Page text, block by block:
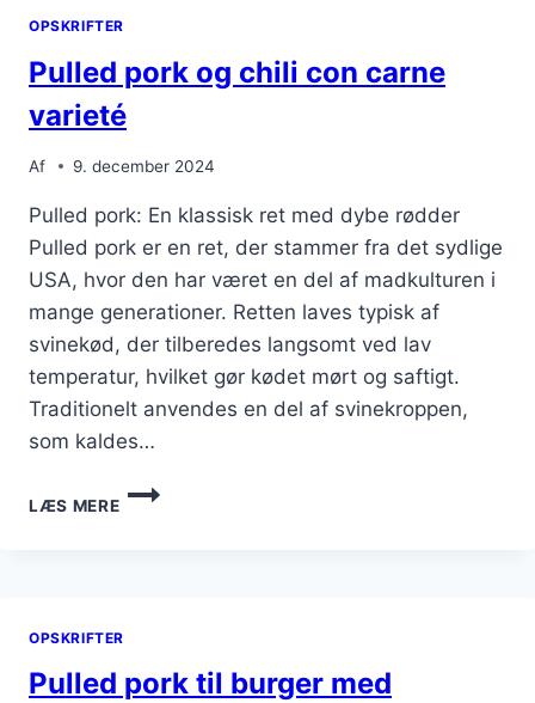
OPSKRIFTER
Pulled pork og chili con carne
varieté
Af 9. december 2024
Pulled pork: En klassisk ret med dybe rødder
Pulled pork er en ret, der stammer fra det sydlige
USA, hvor den har været en del af madkulturen i
mange generationer. Retten laves typisk af
svinekød, der tilberedes langsomt ved lav
temperatur, hvilket gør kødet mørt og saftigt.
Traditionelt anvendes en del af svinekroppen,
som kaldes…
LÆS MERE
PULLED
PORK
VARIETÉ
OPSKRIFTER
Pulled pork til burger med